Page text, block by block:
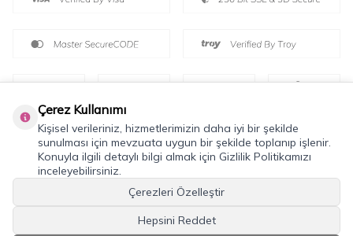
E-Ticaret Sistemleriyle Hazırlanmıştır.
Çerez Kullanımı
Kişisel verileriniz, hizmetlerimizin daha iyi bir şekilde
sunulması için mevzuata uygun bir şekilde toplanıp işlenir.
Konuyla ilgili detaylı bilgi almak için Gizlilik Politikamızı
inceleyebilirsiniz.
Çerezleri Özelleştir
Hepsini Reddet